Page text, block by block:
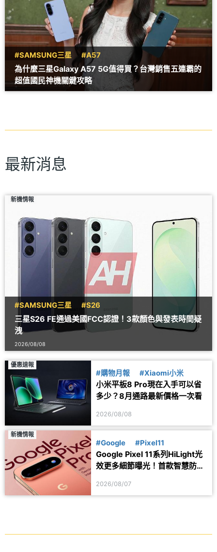
#SAMSUNG三星 #A57
為什麼三星Galaxy A57 5G值得買？台灣銷售五連霸的
超值國民神機關鍵攻略
最新消息
新機情報
#SAMSUNG三星 #S26
三星S26 FE通過美國FCC認證！3款顏色與發表時間疑
洩
2026/08/08
優惠速報
#購物月報 #Xiaomi小米
小米平板8 Pro現在入手可以省
多少？8月通路最新價格一次看
2026/08/08
新機情報
#Google #Pixel11
Google Pixel 11系列HiLight光
效更多細節曝光！首款智慧防丟
2026/08/07